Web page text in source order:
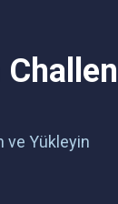
ve Yükleyin